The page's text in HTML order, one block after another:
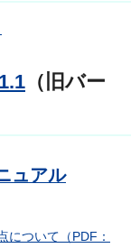
（旧バー
ュアル
について（PDF：